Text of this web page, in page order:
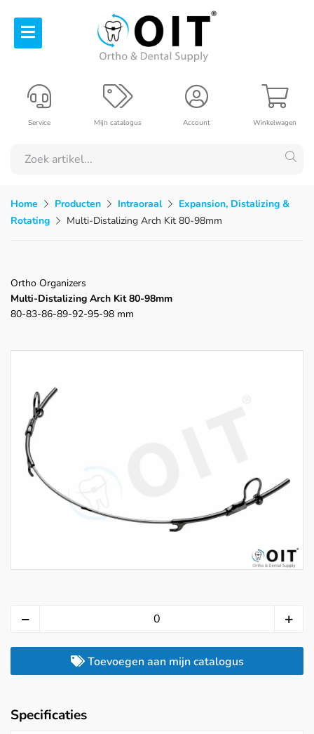
Winkelwagen
Account
Mijn catalogus
Service
Home Producten Intraoraal
Expansion, Distalizing &
Rotating
Multi-Distalizing Arch Kit 80-98mm
Ortho Organizers
Multi-Distalizing Arch Kit 80-98mm
80-83-86-89-92-95-98 mm
Toevoegen aan mijn catalogus
Specificaties